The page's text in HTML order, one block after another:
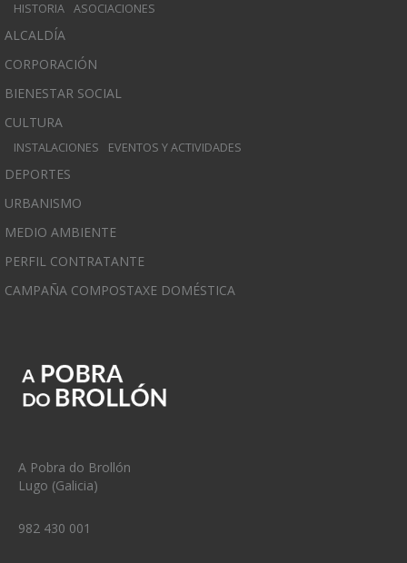
HISTORIA ASOCIACIONES
ALCALDÍA
CORPORACIÓN
BIENESTAR SOCIAL
CULTURA
INSTALACIONES EVENTOS Y ACTIVIDADES
DEPORTES
URBANISMO
MEDIO AMBIENTE
PERFIL CONTRATANTE
CAMPAÑA COMPOSTAXE DOMÉSTICA
A Pobra do Brollón
Lugo (Galicia)
982 430 001